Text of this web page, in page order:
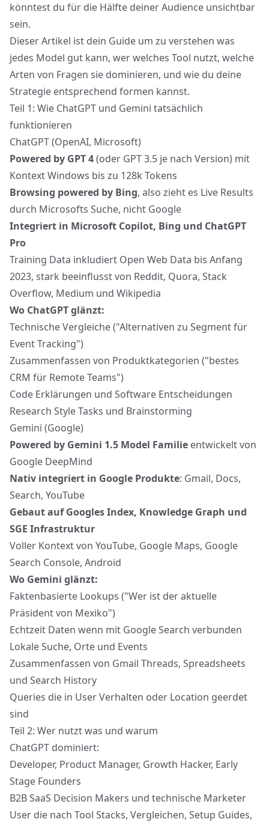
könntest du für die Hälfte deiner Audience unsichtbar
sein.
Dieser Artikel ist dein Guide um zu verstehen was
jedes Model gut kann, wer welches Tool nutzt, welche
Arten von Fragen sie dominieren, und wie du deine
Strategie entsprechend formen kannst.
Teil 1: Wie ChatGPT und Gemini tatsächlich
funktionieren
ChatGPT (OpenAI, Microsoft)
Powered by GPT 4(oder GPT 3.5 je nach Version) mit
Kontext Windows bis zu 128k Tokens
Browsing powered by Bing, also zieht es Live Results
durch Microsofts Suche, nicht Google
Integriert in Microsoft Copilot, Bing und ChatGPT
Pro
Training Data inkludiert Open Web Data bis Anfang
2023, stark beeinflusst von Reddit, Quora, Stack
Overflow, Medium und Wikipedia
Wo ChatGPT glänzt:
Technische Vergleiche ("Alternativen zu Segment für
Event Tracking")
Zusammenfassen von Produktkategorien ("bestes
CRM für Remote Teams")
Code Erklärungen und Software Entscheidungen
Research Style Tasks und Brainstorming
Gemini (Google)
Powered by Gemini 1.5 Model Familie entwickelt von
Google DeepMind
Nativ integriert in Google Produkte: Gmail, Docs,
Search, YouTube
Gebaut auf Googles Index, Knowledge Graph und
SGE Infrastruktur
Voller Kontext von YouTube, Google Maps, Google
Search Console, Android
Wo Gemini glänzt:
Faktenbasierte Lookups ("Wer ist der aktuelle
Präsident von Mexiko")
Echtzeit Daten wenn mit Google Search verbunden
Lokale Suche, Orte und Events
Zusammenfassen von Gmail Threads, Spreadsheets
und Search History
Queries die in User Verhalten oder Location geerdet
sind
Teil 2: Wer nutzt was und warum
ChatGPT dominiert:
Developer, Product Manager, Growth Hacker, Early
Stage Founders
B2B SaaS Decision Makers und technische Marketer
User die nach Tool Stacks, Vergleichen, Setup Guides,